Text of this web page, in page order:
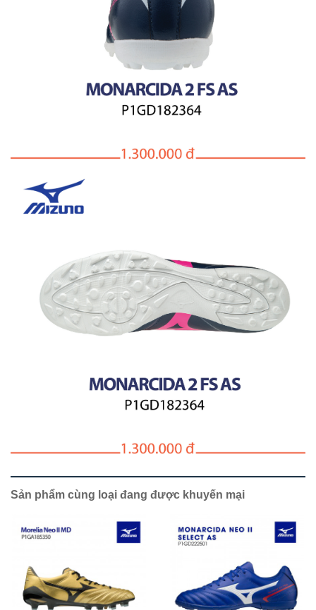
Sản phẩm cùng loại đang được khuyến mại